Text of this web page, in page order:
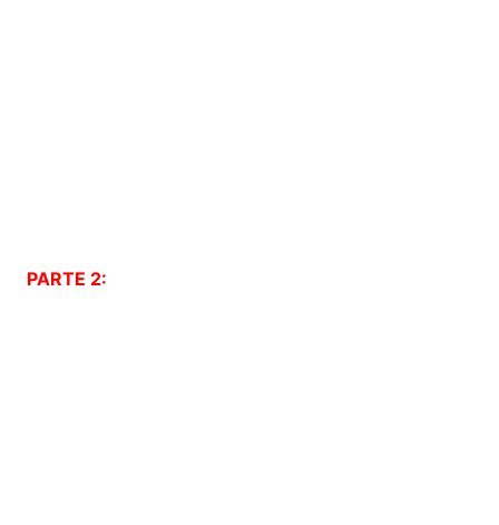
PARTE 2: